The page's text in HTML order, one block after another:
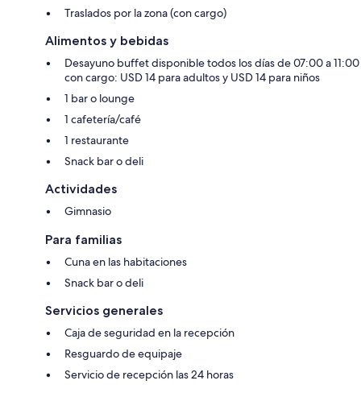
Traslados por la zona (con cargo)
Alimentos y bebidas
Desayuno buffet disponible todos los días de 07:00 a 11:00
con cargo: USD 14 para adultos y USD 14 para niños
1 bar o lounge
1 cafetería/café
1 restaurante
Snack bar o deli
Actividades
Gimnasio
Para familias
Cuna en las habitaciones
Snack bar o deli
Servicios generales
Caja de seguridad en la recepción
Resguardo de equipaje
Servicio de recepción las 24 horas